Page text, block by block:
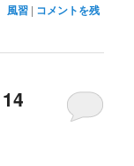
風習 | コメントを残